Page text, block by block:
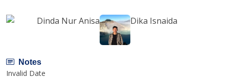
Dinda Nur Anisa Dika Isnaida
Notes
Invalid Date